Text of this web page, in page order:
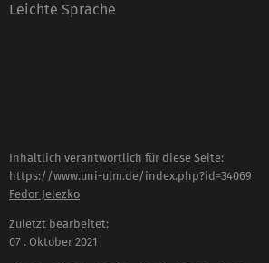
Leichte Sprache
Inhaltlich verantwortlich für diese Seite:
https://www.uni-ulm.de/index.php?id=34069
Fedor Jelezko
Zuletzt bearbeitet:
07 . Oktober 2021